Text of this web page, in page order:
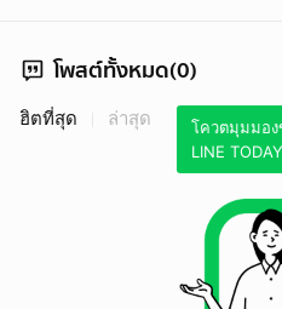
โพสต์ทั้งหมด(0)
โควตมุมมอ
LINE TODAY
ฮิตที่สุด ล่าสุด